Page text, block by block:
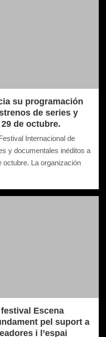
su programación
de series y
de octubre.
Internacional de
y documentales inéditos a
octubre. La organización
Escena
pel suport a
i l’espai